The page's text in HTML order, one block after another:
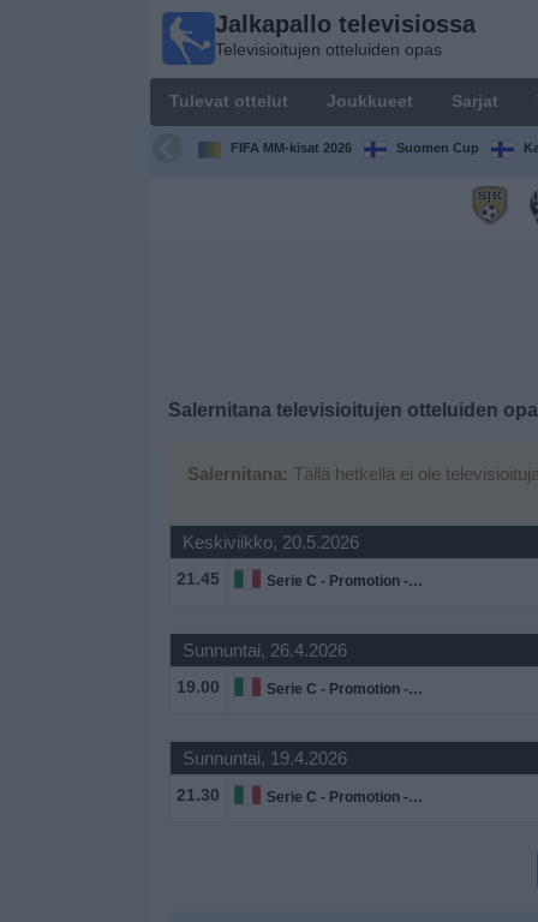
Jalkapallo televisiossa
Televisioitujen otteluiden opas
Tulevat ottelut Joukkueet Sarjat
FIFA MM-kisat 2026 Suomen Cup
Salernitanatelevisioitujen otteluiden
Salernitana: Tällä hetkellä ei ole
Keskiviikko, 20.5.2026
21.45 Serie C - Promotion - Pudotuspelit
Sunnuntai, 26.4.2026
19.00 Serie C - Promotion - Pudotuspelit
Sunnuntai, 19.4.2026
21.30 Serie C - Promotion - Pudotuspelit
Jalkapallo
televisiossa
Televisioitujen
otteluiden opas